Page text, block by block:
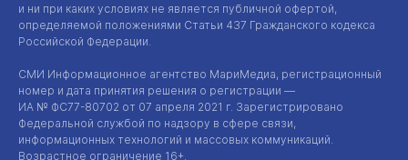
и ни при каких условиях не является публичной офертой,
определяемой положениями Статьи 437 Гражданского кодекса
Российской Федерации.
СМИ Информационное агентство МариМедиа, регистрационный
номер и дата принятия решения о регистрации —
ИА № ФС77-80702 от 07 апреля 2021 г. Зарегистрировано
Федеральной службой по надзору в сфере связи,
информационных технологий и массовых коммуникаций.
Возрастное ограничение 16+.